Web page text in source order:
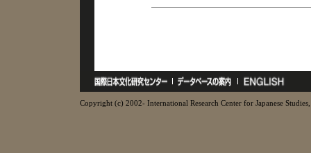
Copyright (c) 2002- International Research Center for Japanese